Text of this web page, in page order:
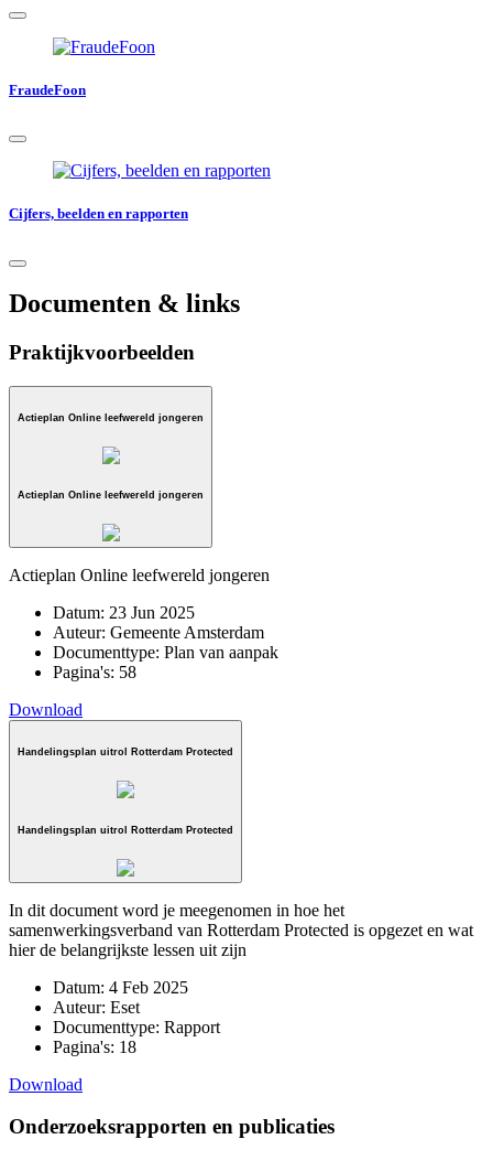
FraudeFoon
Cijfers, beelden en rapporten
Documenten & links
Praktijkvoorbeelden
Actieplan Online leefwereld jongeren
Actieplan Online leefwereld jongeren
Actieplan Online leefwereld jongeren
Datum: 23 Jun 2025
Auteur: Gemeente Amsterdam
Documenttype: Plan van aanpak
Pagina's: 58
Download
Handelingsplan uitrol Rotterdam Protected
Handelingsplan uitrol Rotterdam Protected
In dit document word je meegenomen in hoe het
samenwerkingsverband van Rotterdam Protected is opgezet en wat
hier de belangrijkste lessen uit zijn
Datum: 4 Feb 2025
Auteur: Eset
Documenttype: Rapport
Pagina's: 18
Download
Onderzoeksrapporten en publicaties